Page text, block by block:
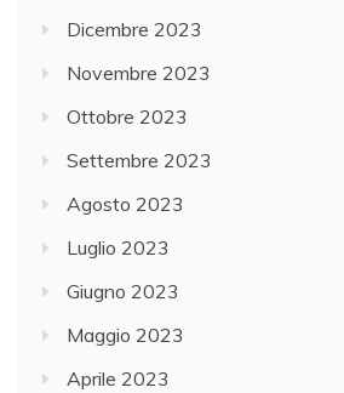
Dicembre 2023
Novembre 2023
Ottobre 2023
Settembre 2023
Agosto 2023
Luglio 2023
Giugno 2023
Maggio 2023
Aprile 2023